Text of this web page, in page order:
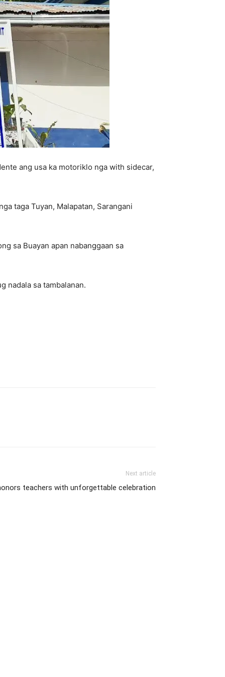
ang usa ka motoriklo nga with sidecar,
taga Tuyan, Malapatan, Sarangani
sa Buayan apan nabanggaan sa
nadala sa tambalanan.
Next article
teachers with unforgettable celebration